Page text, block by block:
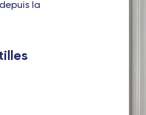
la